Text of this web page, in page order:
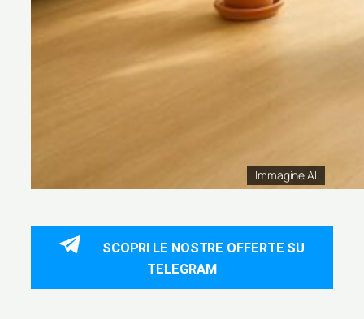
Immagine AI
SCOPRI LE NOSTRE OFFERTE SU
TELEGRAM